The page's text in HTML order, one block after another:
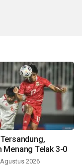
Menang Telak 3-0
2026